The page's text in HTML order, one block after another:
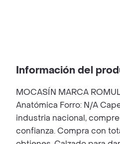
Información del
MOCASÍN MARCA
Anatómica Forro: N/A
industria nacional,
confianza. Compra con